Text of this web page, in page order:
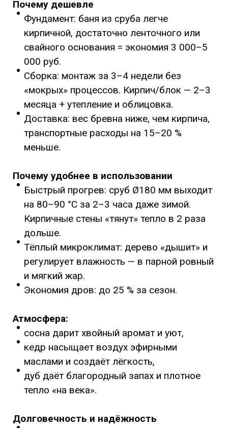
Почему дешевле
Фундамент: баня из сруба легче
кирпичной, достаточно ленточного или
свайного основания = экономия 3 000–5
000 руб.
Сборка: монтаж за 3–4 недели без
«мокрых» процессов. Кирпич/блок — 2–3
месяца + утепление и облицовка.
Доставка: вес бревна ниже, чем кирпича,
транспортные расходы на 15–20 %
меньше.
Почему удобнее в использовании
Быстрый прогрев: сруб Ø180 мм выходит
на 80–90 °C за 2–3 часа даже зимой.
Кирпичные стены «тянут» тепло в 2 раза
дольше.
Тёплый микроклимат: дерево «дышит» и
регулирует влажность — в парной ровный
и мягкий жар.
Экономия дров: до 25 % за сезон.
Атмосфера:
сосна дарит хвойный аромат и уют,
кедр насыщает воздух эфирными
маслами и создаёт лёгкость,
дуб даёт благородный запах и плотное
тепло «на века».
Долговечность и надёжность